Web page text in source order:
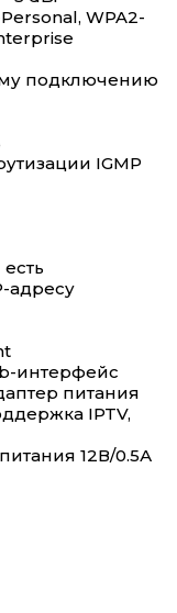
WPA2-
подключению
IGMP
адресу
интерфейс
питания
IPTV,
12В/0.5А